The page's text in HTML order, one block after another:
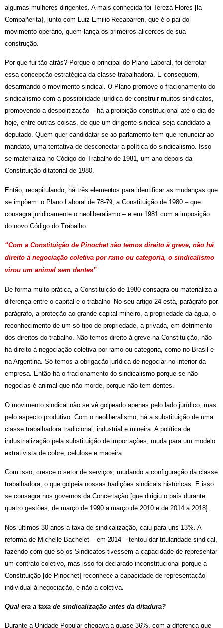
algumas mulheres dirigentes. A mais conhecida foi Tereza Flores [la
Compañerita}, junto com Luiz Emilio Recabarren, que é o pai do
movimento operário, quem lança os primeiros alicerces de sua
construção.
Por que fui tão atrás? Porque o principal do Plano Laboral, foi derrotar
essa concepção estratégica da classe trabalhadora. E conseguem,
desarmando o movimento sindical. O Plano promove o fracionamento do
sindicalismo com a possibilidade jurídica de construir muitos sindicatos,
promovendo a despolitização – há a proibição constitucional até o dia de
hoje, entre outras coisas, de que um dirigente sindical seja candidato a
deputado. Quem quer candidatar-se ao parlamento tem que renunciar ao
mandato, uma tentativa de desconectar a política do sindicalismo. Isso
se materializa no Código do Trabalho de 1981, um ano depois da
Constituição ditatorial de 1980.
Então, recapitulando, há três elementos para identificar as mudanças que
se impõem: o Plano Laboral de 78-79, a Constituição de 1980 – que
consagra juridicamente o neoliberalismo – e em 1981 com a imposição
do novo Código do Trabalho.
“Com a Constituição de Pinochet não temos direito à greve, não há
direito à negociação coletiva por ramo ou categoria, o sindicalismo
virou um animal sem dentes”
De forma muito prática, a Constituição de 1980 consagra ou materializa a
diferença entre o capital e o trabalho. No seu artigo 24 está, parágrafo por
parágrafo, a proteção ao grande capital mineiro, a propriedade da água, o
reconhecimento de um só tipo de propriedade, a privada, em detrimento
dos direitos do trabalho. Não temos direito à greve na Constituição, não
há direito à negociação coletiva por ramo ou categoria, como no Brasil e
na Argentina. Só temos a obrigação jurídica de negociar no interior da
empresa. Então há o fracionamento do sindicalismo porque se não
negocias é animal que não morde, porque não tem dentes.
O movimento sindical não se vê golpeado apenas pelo lado jurídico, mas
pelo aspecto produtivo. Com o neoliberalismo, há a substituição de uma
classe trabalhadora tradicional, industrial e mineira. A política de
industrialização pela substituição de importações, muda para um modelo
extrativista de cobre, celulose e madeira.
Com isso, cresce o setor de serviços, mudando a configuração da classe
trabalhadora, o que golpeia nossas tradições sindicais históricas. E isso
se consagra nos governos da Concertação [que dirigiu o país durante
quatro gestões, de março de 1990 a março de 2010 e de 2014 a 2018].
Nos últimos 30 anos a taxa de sindicalização, caiu para uns 13%. A
reforma de Michelle Bachelet – em 2014 – tentou dar titularidade sindical,
fazendo com que só os Sindicatos tivessem a capacidade de representar
um contrato coletivo, mas isso foi declarado inconstitucional porque a
Constituição [de Pinochet] reconhece a capacidade de representação
individual à negociação, e não a coletiva.
Qual era a taxa de sindicalização antes da ditadura?
Durante a Unidade Popular chegava a quase 36%, com a diferença que